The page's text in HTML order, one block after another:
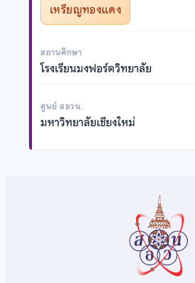
เหรียญทองแดง
สถานศึกษา
โรงเรียนมงฟอร์ตวิทยาลัย
ศูนย์ สอวน.
มหาวิทยาลัยเชียงใหม่